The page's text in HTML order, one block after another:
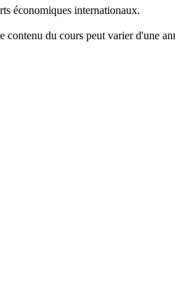
économiques internationaux.
du cours peut varier d'une